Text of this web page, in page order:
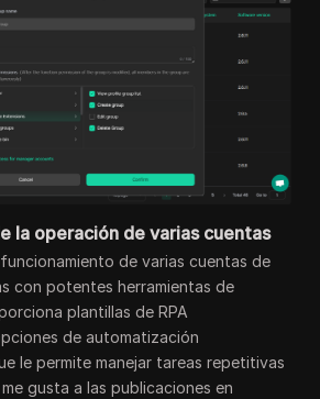
la operación de varias cuentas
de varias cuentas de
con potentes herramientas de
plantillas de RPA
de automatización
le permite manejar tareas repetitivas
gusta a las publicaciones en